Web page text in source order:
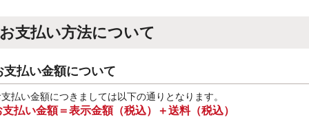
お支払い方法について
支払い金額について
払い金額につきましては以下の通りとなります。
支払い金額＝表示金額（税込）＋送料（税込）